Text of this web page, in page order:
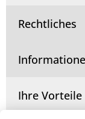
Rechtliches
Ihre Vorteile